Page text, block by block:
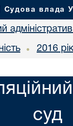
Судова влада
• 2016 рік
суд